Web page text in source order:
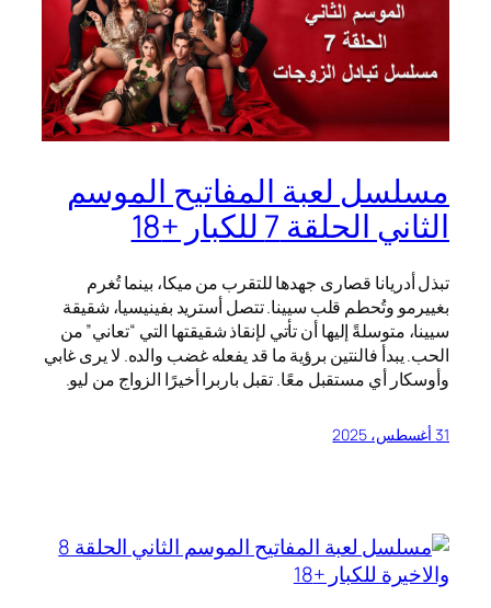
مسلسل لعبة المفاتيح الموسم
الثاني الحلقة 7 للكبار +18
تبذل أدريانا قصارى جهدها للتقرب من ميكا، بينما تُغرم
بغييرمو وتُحطم قلب سيينا. تتصل أستريد بفينيسيا، شقيقة
سيينا، متوسلةً إليها أن تأتي لإنقاذ شقيقتها التي “تعاني” من
الحب. يبدأ فالنتين برؤية ما قد يفعله غضب والده. لا يرى غابي
وأوسكار أي مستقبل معًا. تقبل باربرا أخيرًا الزواج من ليو.
31 أغسطس، 2025